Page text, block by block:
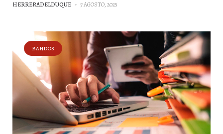
HERRERADELDUQUE - 7 AGOSTO, 2025
BANDOS